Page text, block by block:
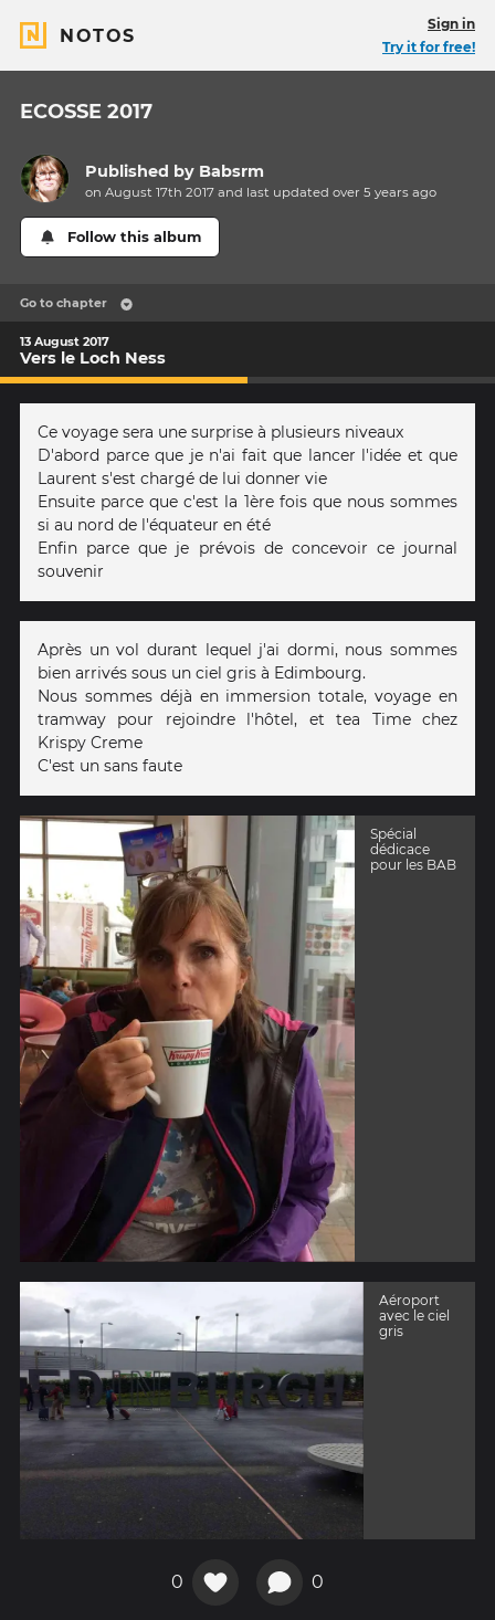
NOTOS
Sign in
Try it for free!
ECOSSE 2017
Published by Babsrm
on August 17th 2017 and last updatedover 5 years ago
Follow this album
Go to chapter
13 August 2017
Vers le Loch Ness
Ce voyage sera une surprise à plusieurs niveaux
D'abord parce que je n'ai fait que lancer l'idée et que
Laurent s'est chargé de lui donner vie
Ensuite parce que c'est la 1ère fois que nous sommes
si au nord de l'équateur en été
Enfin parce que je prévois de concevoir ce journal
souvenir
Après un vol durant lequel j'ai dormi, nous sommes
bien arrivés sous un ciel gris à Edimbourg.
Nous sommes déjà en immersion totale, voyage en
tramway pour rejoindre l'hôtel, et tea Time chez
Krispy Creme
C'est un sans faute
Spécial
dédicace
pour les BAB
Aéroport
avec le ciel
gris
0 0